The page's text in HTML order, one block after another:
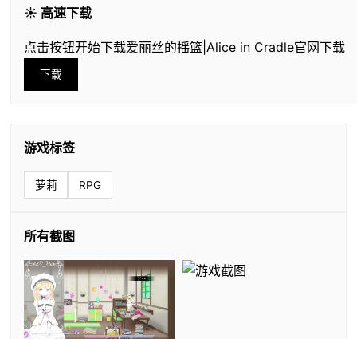
☀️ 高速下载
点击按钮开始下载爱丽丝的摇篮|Alice in Cradle官网下载
下载
游戏标签
萝莉 RPG
所有截图